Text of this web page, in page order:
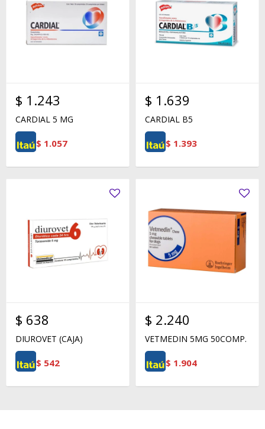
$ 1.243
CARDIAL 5 MG
$ 1.057
$ 1.639
CARDIAL B5
$ 1.393
$ 638
DIUROVET (CAJA)
$ 542
$ 2.240
VETMEDIN 5MG 50COMP.
$ 1.904